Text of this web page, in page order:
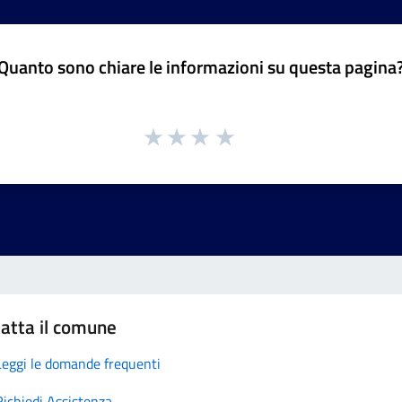
sono chiare le informazioni su questa
il comune
le domande frequenti